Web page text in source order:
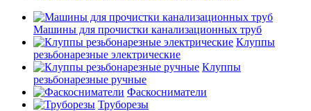
Машины для прочистки канализационных труб
Клуппы
резьбонарезные электрические
Клуппы
резьбонарезные ручные
Фаскосниматели
Труборезы